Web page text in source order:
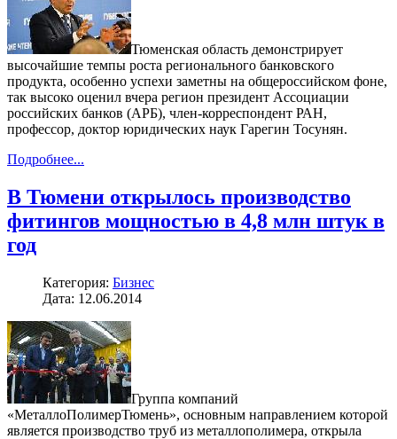
Тюменская область демонстрирует
высочайшие темпы роста регионального банковского
продукта, особенно успехи заметны на общероссийском фоне,
так высоко оценил вчера регион президент Ассоциации
российских банков (АРБ), член-корреспондент РАН,
профессор, доктор юридических наук Гарегин Тосунян.
Подробнее...
В Тюмени открылось производство
фитингов мощностью в 4,8 млн штук в
год
Категория: Бизнес
Дата: 12.06.2014
Группа компаний
«МеталлоПолимерТюмень», основным направлением которой
является производство труб из металлополимера, открыла